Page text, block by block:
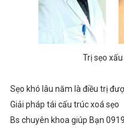
Trị sẹo
Sẹo khó lâu năm là điều trị
Giải pháp tái cấu trúc xoá sẹo
Bs chuyên khoa giúp Bạn